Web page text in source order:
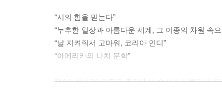
“시의 힘을 믿는다”
“누추한 일상과 아름다운 세계, 그 이종의 차원 속으
“날 지켜줘서 고마워, 코리아 인디”
“아메리카의 나치 문학”
제4회 YES24 블로그 축제에서 수상한 서른일곱